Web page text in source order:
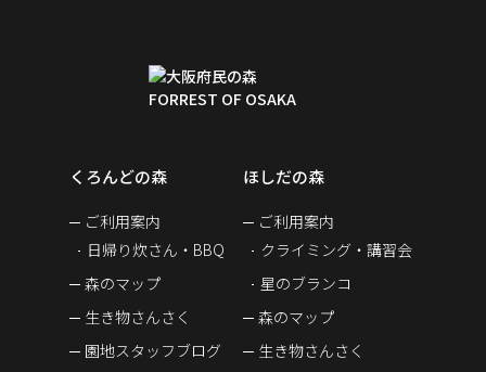
くろんどの森
ご利用案内
日帰り炊さん・BBQ
森のマップ
生き物さんさく
園地スタッフブログ
ほしだの森
ご利用案内
クライミング・講習会
星のブランコ
森のマップ
生き物さんさく